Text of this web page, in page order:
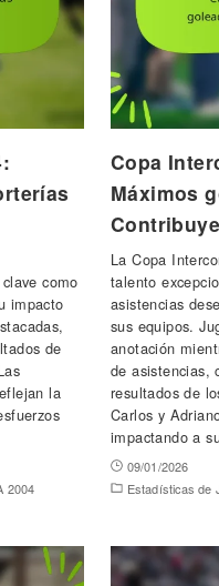
como
impacto
de
la
2004
Copa
Máximos
La Copa
talento
asistencias
sus equipos.
anotación
de asistencias,
resultados de
Carlos y
impactando a
09/01/2026
Estadísticas de